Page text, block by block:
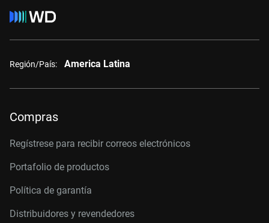
Región/País: America Latina
Compras
Regístrese para recibir correos electrónicos
Portafolio de productos
Política de garantía
Distribuidores y revendedores